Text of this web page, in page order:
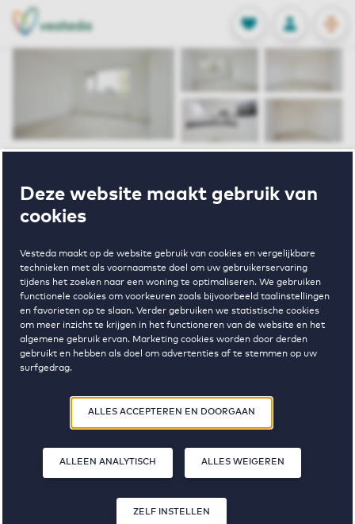
Deze website maakt gebruik van
cookies
Vesteda maakt op de website gebruik van cookies en vergelijkbare
technieken met als voornaamste doel om uw gebruikerservaring
tijdens het zoeken naar een woning te optimaliseren. We gebruiken
functionele cookies om voorkeuren zoals bijvoorbeeld taalinstellingen
en favorieten op te slaan. Verder gebruiken we statistische cookies
om meer inzicht te krijgen in het functioneren van de website en het
algemene gebruik ervan. Marketing cookies worden door derden
gebruikt en hebben als doel om advertenties af te stemmen op uw
surfgedrag.
Door op ‘Zelf instellen’ te klikken, kunt u meer lezen over onze cookies
en uw voorkeuren aanpassen. Door op ‘Alles accepteren en doorgaan’
te klikken, gaat u akkoord met het gebruik van cookies zoals
ALLES ACCEPTEREN EN DOORGAAN
ALLEEN ANALYTISCH ALLES WEIGEREN
ZELF INSTELLEN
FAVORIETEN
Opgeslagen
INLOGGEN
NL
EN
De Boel
De Boelelaan
731
Amsterdam
De Boel